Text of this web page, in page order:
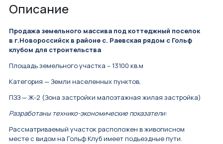
Описание
Продажа земельного массива под коттеджный поселок
в г.Новороссийск в районе с. Раевская рядом с Гольф
клубом для строительства
Площадь земельного участка – 13100 кв.м
Категория — Земли населенных пунктов.
ПЗЗ — Ж-2 (Зона застройки малоэтажная жилая застройка)
Разработаны технико-экономические показатели:
Рассматриваемый участок расположен в живописном
месте с видом на Гольф Клуб имеет подъездные пути.